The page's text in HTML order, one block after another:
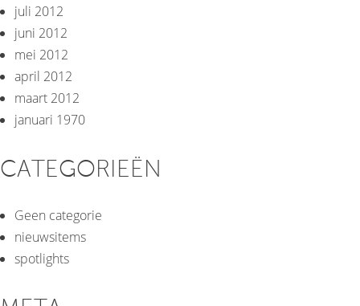
juli 2012
juni 2012
mei 2012
april 2012
maart 2012
januari 1970
CATEGORIEËN
Geen categorie
nieuwsitems
spotlights